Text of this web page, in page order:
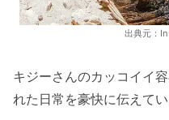
出典元：
キジーさんのカッコイイ
れた日常を豪快に伝えて